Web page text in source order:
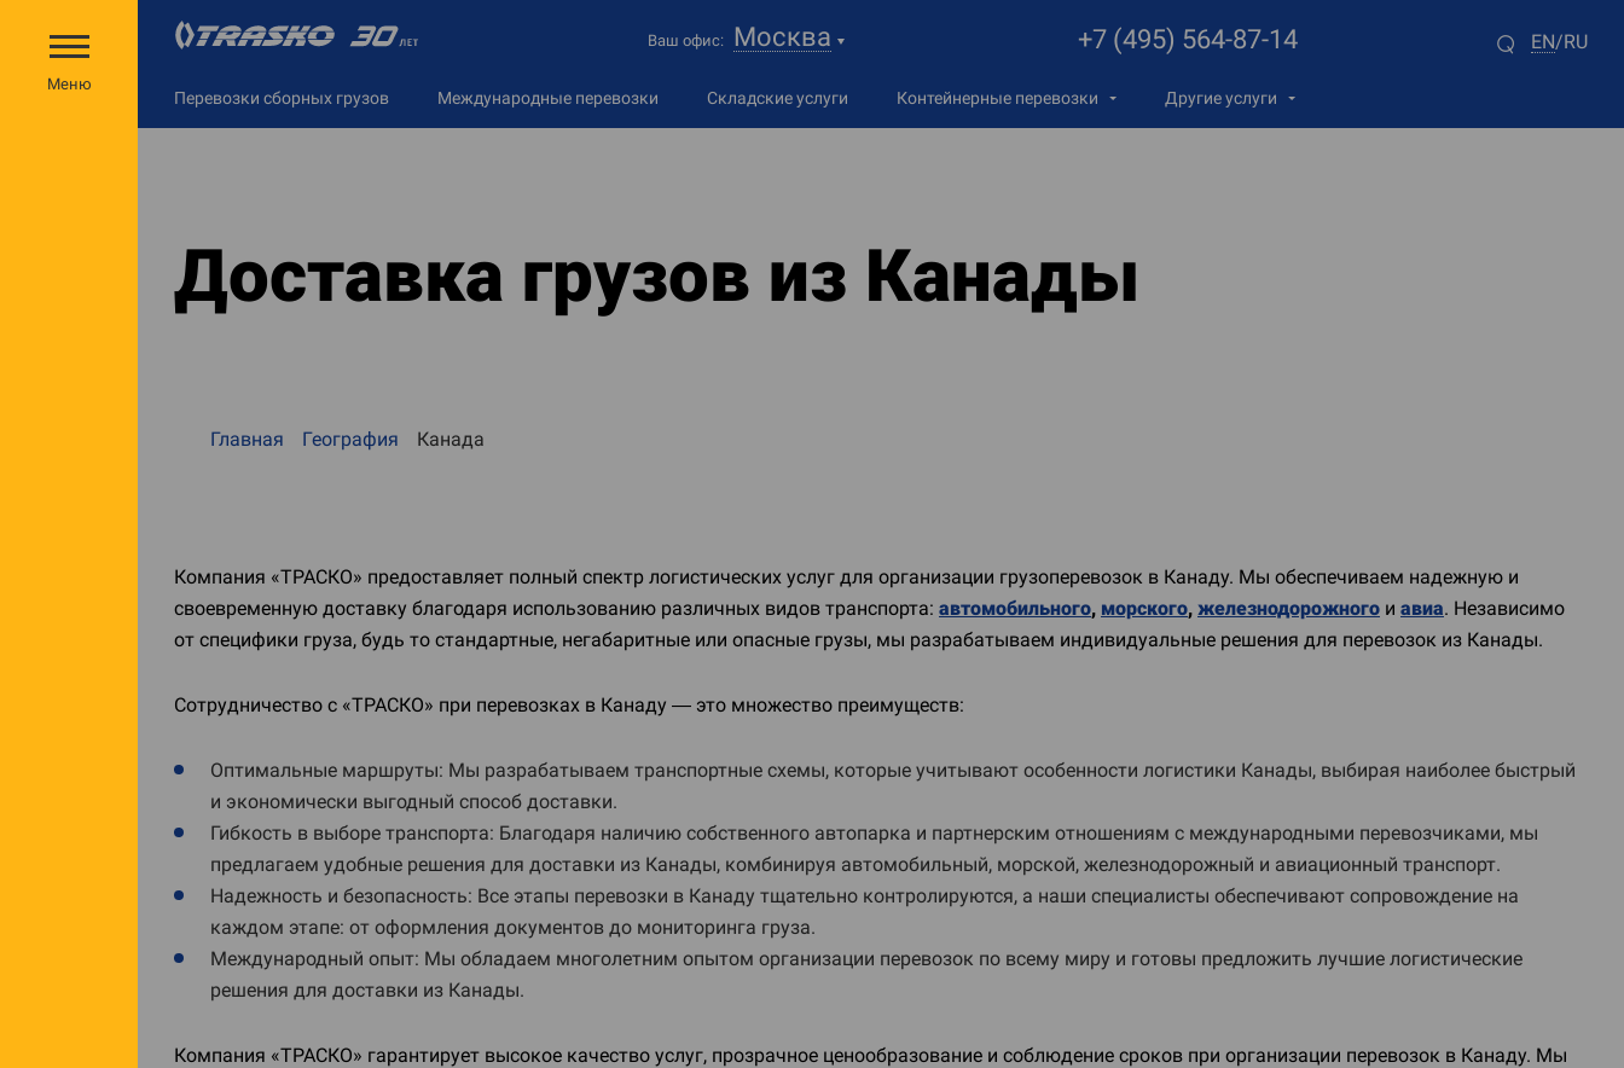
Меню
Ваш офис: Москва +7 (495) 564-87-14 EN/RU
Перевозки сборных грузов Международные перевозки Складские услуги Контейнерные перевозки Другие услуги
Доставка грузов из Канады
Главная География Канада
Компания «ТРАСКО» предоставляет полный спектр логистических услуг для организации грузоперевозок в Канаду. Мы обеспечиваем надежную и
своевременную доставку благодаря использованию различных видов транспорта: автомобильного, морского, железнодорожного и авиа. Независимо
от специфики груза, будь то стандартные, негабаритные или опасные грузы, мы разрабатываем индивидуальные решения для перевозок из Канады.
Сотрудничество с «ТРАСКО» при перевозках в Канаду — это множество преимуществ:
Оптимальные маршруты: Мы разрабатываем транспортные схемы, которые учитывают особенности логистики Канады, выбирая наиболее быстрый
и экономически выгодный способ доставки.
Гибкость в выборе транспорта: Благодаря наличию собственного автопарка и партнерским отношениям с международными перевозчиками, мы
предлагаем удобные решения для доставки из Канады, комбинируя автомобильный, морской, железнодорожный и авиационный транспорт.
Надежность и безопасность: Все этапы перевозки в Канаду тщательно контролируются, а наши специалисты обеспечивают сопровождение на
каждом этапе: от оформления документов до мониторинга груза.
Международный опыт: Мы обладаем многолетним опытом организации перевозок по всему миру и готовы предложить лучшие логистические
решения для доставки из Канады.
Компания «ТРАСКО» гарантирует высокое качество услуг, прозрачное ценообразование и соблюдение сроков при организации перевозок в Канаду. Мы